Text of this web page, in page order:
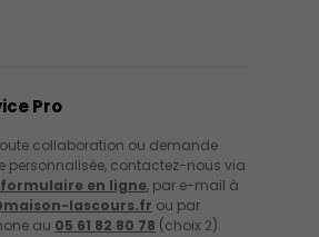
Pro
collaboration ou demande
personnalisée, contactez-nous via
formulaire en ligne, par e-mail à
lascours.fr ou par
au 05 61 82 80 78 (choix 2).